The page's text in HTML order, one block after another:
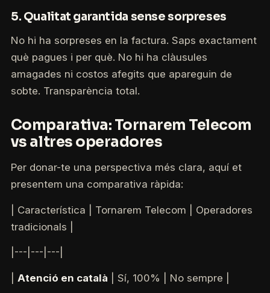
5. Qualitat garantida sense sorpreses
No hi ha sorpreses en la factura. Saps exactament
què pagues i per què. No hi ha clàusules
amagades ni costos afegits que apareguin de
sobte. Transparència total.
Comparativa: Tornarem Telecom
vs altres operadores
Per donar-te una perspectiva més clara, aquí et
presentem una comparativa ràpida:
| Característica | Tornarem Telecom | Operadores
tradicionals |
|---|---|---|
Atenció en català | Sí, 100% | No sempre |